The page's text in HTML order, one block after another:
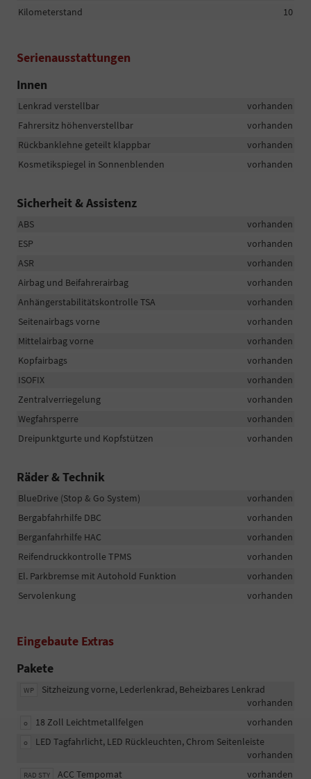
Kilometerstand
10
Serienausstattungen
Innen
Lenkrad verstellbar
vorhanden
Fahrersitz höhenverstellbar
vorhanden
Rückbanklehne geteilt klappbar
vorhanden
Kosmetikspiegel in Sonnenblenden
vorhanden
Sicherheit & Assistenz
ABS
vorhanden
ESP
vorhanden
ASR
vorhanden
Airbag und Beifahrerairbag
vorhanden
Anhängerstabilitätskontrolle TSA
vorhanden
Seitenairbags vorne
vorhanden
Mittelairbag vorne
vorhanden
Kopfairbags
vorhanden
ISOFIX
vorhanden
Zentralverriegelung
vorhanden
Wegfahrsperre
vorhanden
Dreipunktgurte und Kopfstützen
vorhanden
Räder & Technik
BlueDrive (Stop & Go System)
vorhanden
Bergabfahrhilfe DBC
vorhanden
Berganfahrhilfe HAC
vorhanden
Reifendruckkontrolle TPMS
vorhanden
El. Parkbremse mit Autohold Funktion
vorhanden
Servolenkung
vorhanden
Eingebaute Extras
Pakete
WP
Sitzheizung vorne, Lederlenkrad, Beheizbares Lenkrad
vorhanden
o 18 Zoll Leichtmetallfelgen vorhanden
o
LED Tagfahrlicht, LED Rückleuchten, Chrom Seitenleiste
vorhanden
RAD STY ACC Tempomat vorhanden